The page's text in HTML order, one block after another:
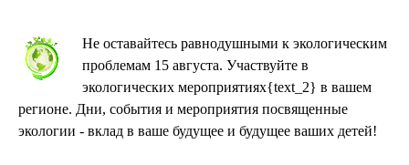
Не оставайтесь равнодушными к экологическим
проблемам 15 августа. Участвуйте в
экологических мероприятиях{text_2} в вашем
регионе. Дни, события и мероприятия посвященные
экологии - вклад в ваше будущее и будущее ваших детей!